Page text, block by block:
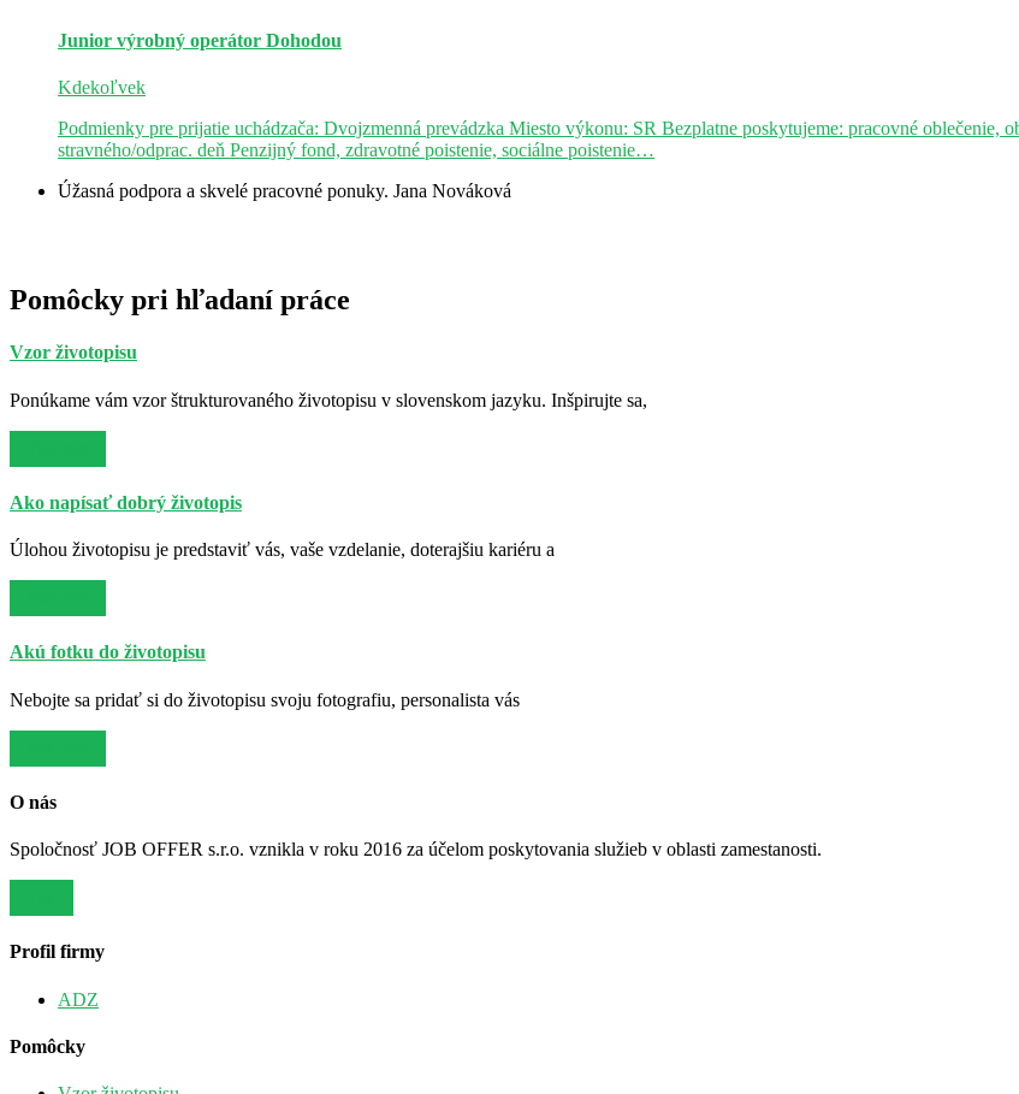
Junior výrobný operátor Dohodou
Kdekoľvek
Podmienky pre prijatie uchádzača: Dvojzmenná prevádzka Miesto výkonu: SR Bezplatne poskytujeme: pracovné oblečenie,
stravného/odprac. deň Penzijný fond, zdravotné poistenie, sociálne poistenie…
Úžasná podpora a skvelé pracovné ponuky. Jana Nováková
Pomôcky pri hľadaní práce
Vzor životopisu
Ponúkame vám vzor štrukturovaného životopisu v slovenskom jazyku. Inšpirujte sa,
Ako napísať dobrý životopis
Úlohou životopisu je predstaviť vás, vaše vzdelanie, doterajšiu kariéru a
Akú fotku do životopisu
Nebojte sa pridať si do životopisu svoju fotografiu, personalista vás
O nás
Spoločnosť JOB OFFER s.r.o. vznikla v roku 2016 za účelom poskytovania služieb v oblasti zamestanosti.
Profil firmy
ADZ
Pomôcky